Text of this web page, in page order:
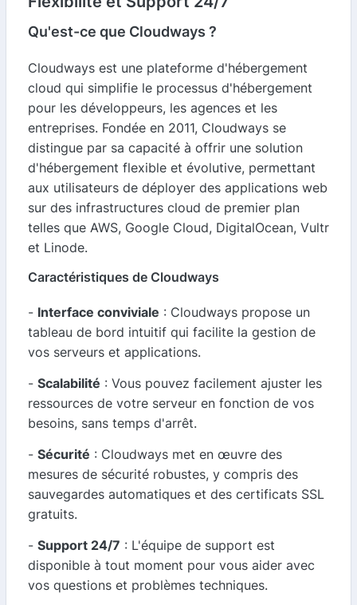
Qu'est-ce que Cloudways ?
Cloudways est une plateforme d'hébergement
cloud qui simplifie le processus d'hébergement
pour les développeurs, les agences et les
entreprises. Fondée en 2011, Cloudways se
distingue par sa capacité à offrir une solution
d'hébergement flexible et évolutive, permettant
aux utilisateurs de déployer des applications web
sur des infrastructures cloud de premier plan
telles que AWS, Google Cloud, DigitalOcean, Vultr
et Linode.
Caractéristiques de Cloudways
- Interface conviviale : Cloudways propose un
tableau de bord intuitif qui facilite la gestion de
vos serveurs et applications.
- Scalabilité : Vous pouvez facilement ajuster les
ressources de votre serveur en fonction de vos
besoins, sans temps d'arrêt.
- Sécurité : Cloudways met en œuvre des
mesures de sécurité robustes, y compris des
sauvegardes automatiques et des certificats SSL
gratuits.
- Support 24/7 : L'équipe de support est
disponible à tout moment pour vous aider avec
vos questions et problèmes techniques.